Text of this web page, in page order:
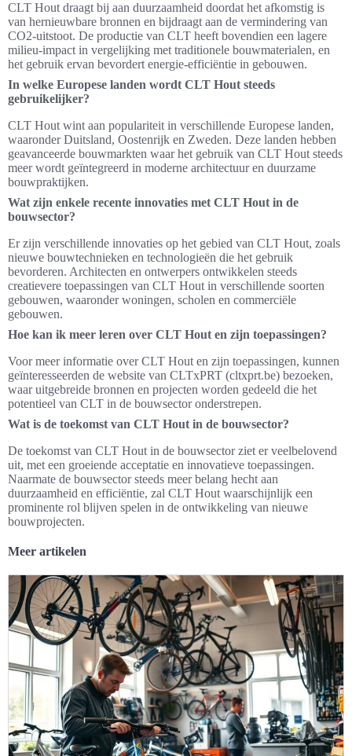
CLT Hout draagt bij aan duurzaamheid doordat het afkomstig is
van hernieuwbare bronnen en bijdraagt aan de vermindering van
CO2-uitstoot. De productie van CLT heeft bovendien een lagere
milieu-impact in vergelijking met traditionele bouwmaterialen, en
het gebruik ervan bevordert energie-efficiëntie in gebouwen.
In welke Europese landen wordt CLT Hout steeds
gebruikelijker?
CLT Hout wint aan populariteit in verschillende Europese landen,
waaronder Duitsland, Oostenrijk en Zweden. Deze landen hebben
geavanceerde bouwmarkten waar het gebruik van CLT Hout steeds
meer wordt geïntegreerd in moderne architectuur en duurzame
bouwpraktijken.
Wat zijn enkele recente innovaties met CLT Hout in de
bouwsector?
Er zijn verschillende innovaties op het gebied van CLT Hout, zoals
nieuwe bouwtechnieken en technologieën die het gebruik
bevorderen. Architecten en ontwerpers ontwikkelen steeds
creatievere toepassingen van CLT Hout in verschillende soorten
gebouwen, waaronder woningen, scholen en commerciële
gebouwen.
Hoe kan ik meer leren over CLT Hout en zijn toepassingen?
Voor meer informatie over CLT Hout en zijn toepassingen, kunnen
geïnteresseerden de website van CLTxPRT (cltxprt.be) bezoeken,
waar uitgebreide bronnen en projecten worden gedeeld die het
potentieel van CLT in de bouwsector onderstrepen.
Wat is de toekomst van CLT Hout in de bouwsector?
De toekomst van CLT Hout in de bouwsector ziet er veelbelovend
uit, met een groeiende acceptatie en innovatieve toepassingen.
Naarmate de bouwsector steeds meer belang hecht aan
duurzaamheid en efficiëntie, zal CLT Hout waarschijnlijk een
prominente rol blijven spelen in de ontwikkeling van nieuwe
bouwprojecten.
Meer artikelen